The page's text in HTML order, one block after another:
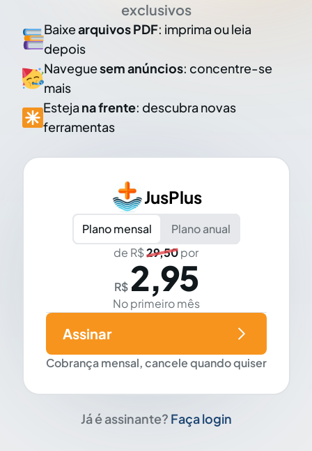
exclusivos
Baixearquivos PDF: imprima ou leia
depois
Naveguesem anúncios: concentre-se
mais
Esteja na frente: descubra novas
ferramentas
JusPlus
Plano mensal
Plano anual
de R$29,50por
R$ 2,95
No primeiro mês
Cobrança mensal, cancele quando quiser
Assinar
Já é assinante? Faça login